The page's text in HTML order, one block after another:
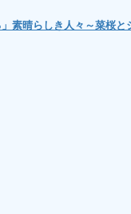
素晴らしき人々～菜桜